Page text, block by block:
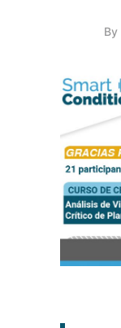
By